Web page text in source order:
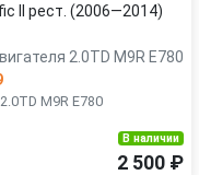
II рест. (2006—2014)
2.0TD M9R E780
M9R E780
В наличии
2 500 ₽